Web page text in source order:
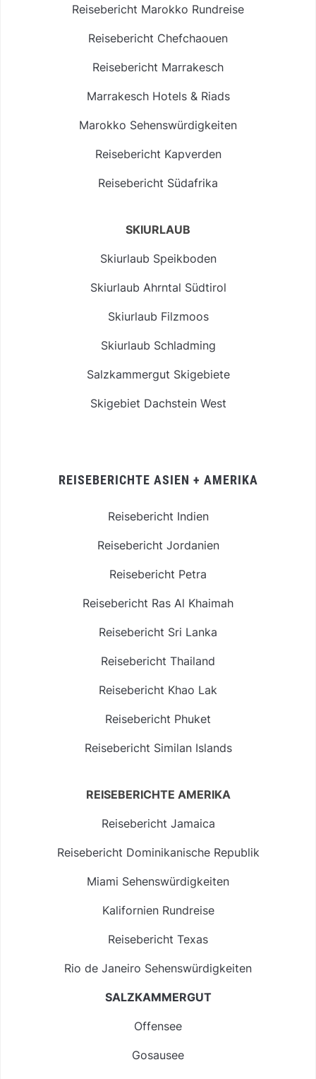
Reisebericht Marokko Rundreise
Reisebericht Chefchaouen
Reisebericht Marrakesch
Marrakesch Hotels & Riads
Marokko Sehenswürdigkeiten
Reisebericht Kapverden
Reisebericht Südafrika
SKIURLAUB
Skiurlaub Speikboden
Skiurlaub Ahrntal Südtirol
Skiurlaub Filzmoos
Skiurlaub Schladming
Salzkammergut Skigebiete
Skigebiet Dachstein West
REISEBERICHTE ASIEN + AMERIKA
Reisebericht Indien
Reisebericht Jordanien
Reisebericht Petra
Reisebericht Ras Al Khaimah
Reisebericht Sri Lanka
Reisebericht Thailand
Reisebericht Khao Lak
Reisebericht Phuket
Reisebericht Similan Islands
REISEBERICHTE AMERIKA
Reisebericht Jamaica
Reisebericht Dominikanische Republik
Miami Sehenswürdigkeiten
Kalifornien Rundreise
Reisebericht Texas
Rio de Janeiro Sehenswürdigkeiten
SALZKAMMERGUT
Offensee
Gosausee